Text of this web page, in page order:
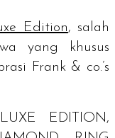
Edition, salah
yang khusus
Frank & co.’s
EDITION,